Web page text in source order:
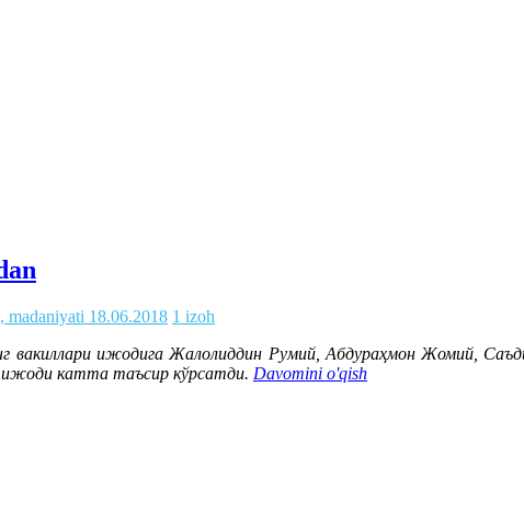
madaniyati 18.06.2018 1 izoh
вакиллари ижодига Жалолиддин Румий, Абдураҳмон Жомий,
ижоди катта таъсир кўрсатди. Davomini o'qish